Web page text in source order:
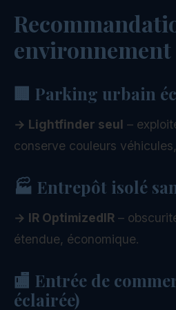
environnement
🏢 Parking urbain
→ Lightfinder seul –
conserve couleurs
🏭 Entrepôt isolé
→ IR OptimizedIR –
étendue, économique.
🏬 Entrée de
éclairée)